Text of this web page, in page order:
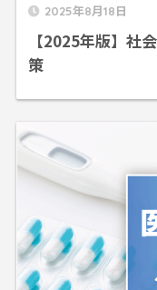
2025年8月18日
【2025年版】社
策